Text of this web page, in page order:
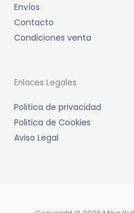
Envíos
Contacto
Condiciones venta
Enlaces Legales
Politica de privacidad
Politica de Cookies
Aviso Legal